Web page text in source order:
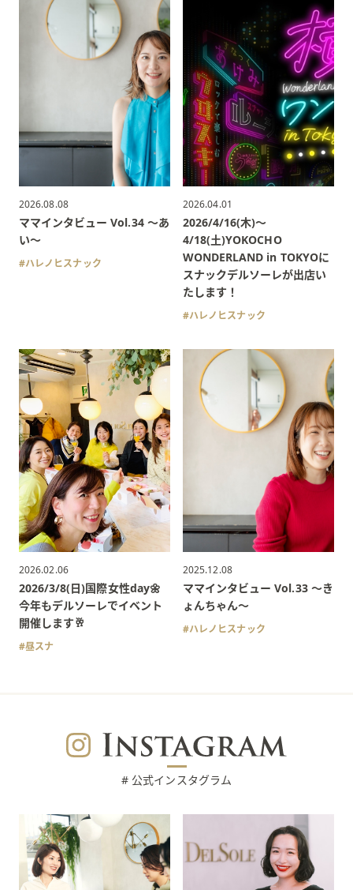
2026.08.08
ママインタビュー Vol.34 〜あ
い〜
ハレノヒスナック
2026.04.01
2026/4/16(木)〜
4/18(土)YOKOCHO
WONDERLAND in TOKYOに
スナックデルソーレが出店い
たします！
ハレノヒスナック
2026.02.06
2026/3/8(日)国際女性day🌼
今年もデルソーレでイベント
開催します🥂
昼スナ
2025.12.08
ママインタビュー Vol.33 〜き
ょんちゃん〜
ハレノヒスナック
# 公式インスタグラム